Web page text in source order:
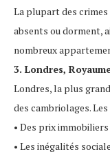
La plupart des
absents ou dorment,
nombreux
3. Londres,
Londres, la plus
des cambriolages.
• Des prix
• Les inégalités